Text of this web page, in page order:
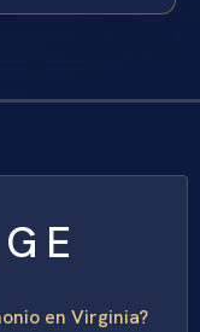
en Virginia?